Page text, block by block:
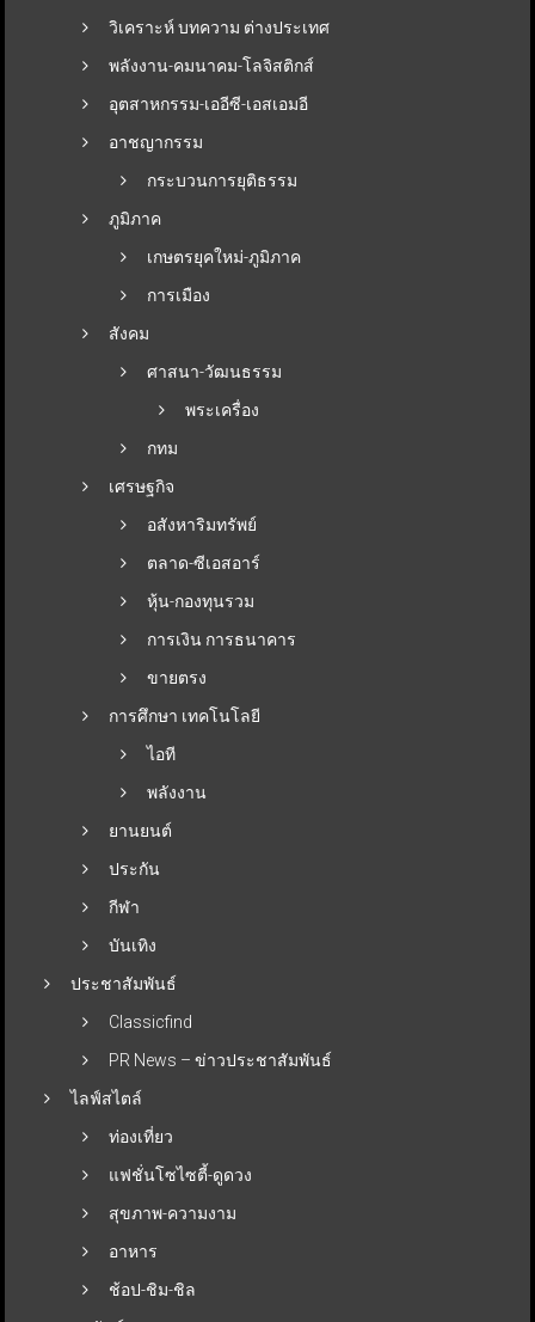
วิเคราะห์ บทความ ต่างประเทศ
พลังงาน-คมนาคม-โลจิสติกส์
อุตสาหกรรม-เออีซี-เอสเอมอี
อาชญากรรม
กระบวนการยุติธรรม
ภูมิภาค
เกษตรยุคใหม่-ภูมิภาค
การเมือง
สังคม
ศาสนา-วัฒนธรรม
พระเครื่อง
กทม
เศรษฐกิจ
อสังหาริมทรัพย์
ตลาด-ซีเอสอาร์
หุ้น-กองทุนรวม
การเงิน การธนาคาร
ขายตรง
การศึกษา เทคโนโลยี
ไอที
พลังงาน
ยานยนต์
ประกัน
กีฬา
บันเทิง
ประชาสัมพันธ์
Classicfind
PR News – ข่าวประชาสัมพันธ์
ไลฟ์สไตล์
ท่องเที่ยว
แฟชั่นโซไซตี้-ดูดวง
สุขภาพ-ความงาม
อาหาร
ช้อป-ชิม-ชิล